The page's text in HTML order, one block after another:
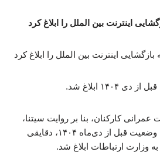
اینترنت بین الملل را ابلاغ کرد
ابلاغ شد.
کارکنان، بنا بر روایت سیتنا،
مصوبه بازگشت اینترنت به وضعیت قبل از دی‌ماه ۱۴۰۴، دقایقی
وزارت ارتباطات ابلاغ شد.